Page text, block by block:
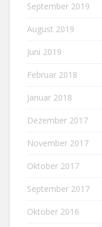
September 2019
August 2019
Juni 2019
Februar 2018
Januar 2018
Dezember 2017
November 2017
Oktober 2017
September 2017
Oktober 2016